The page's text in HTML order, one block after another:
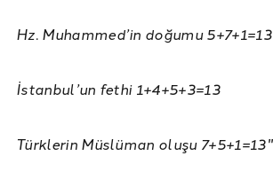
Hz. Muhammed’in doğumu 5+7+1=13
İstanbul’un fethi 1+4+5+3=13
Türklerin Müslüman oluşu 7+5+1=13"